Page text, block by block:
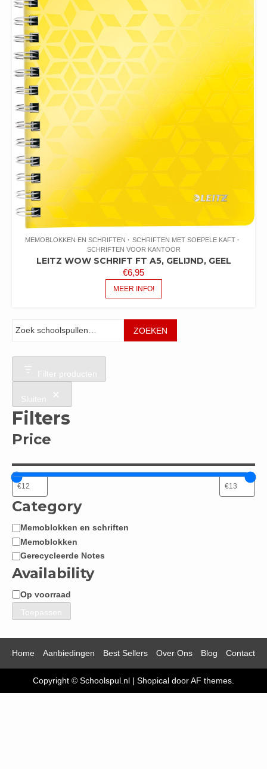
MEMOBLOKKEN EN SCHRIFTEN
SCHRIFTEN MET SOEPELE KAFT
SCHRIFTEN VOOR KANTOOR
LEITZ WOW SCHRIFT FT A5, GELIJND, GEEL
€6,95
MEER INFO!
Zoeken
ZOEKEN
Filter producten
Sluiten
Filters
Price
Category
Categorie
Memoblokken en schriften
Memoblokken
Gerecycleerde Notes
Availability
Beschikbaarheid
Op voorraad
Toepassen
Home Aanbiedingen Best Sellers Over Ons Blog Contact
Copyright © Schoolspul.nl | Shopical door AF themes.